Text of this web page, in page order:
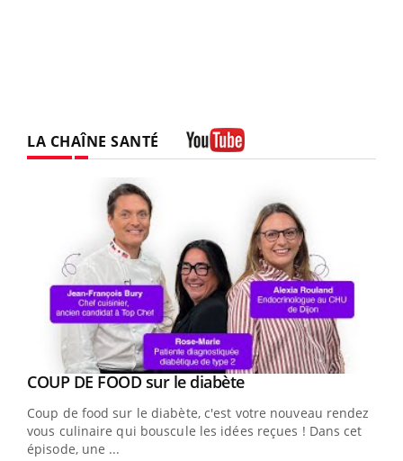
LA CHAÎNE SANTÉ
Youtube
COUP DE FOOD sur le diabèteYoutube
Coup de food sur le diabète, c'est votre nouveau rendez-
vous culinaire qui bouscule les idées reçues ! Dans cet
épisode, une ...